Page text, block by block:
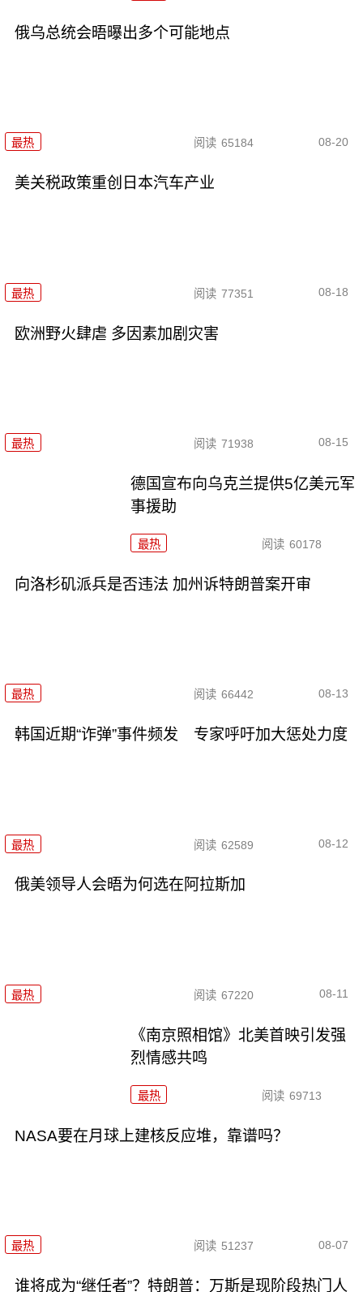
俄乌总统会晤曝出多个可能地点
最热 阅读 65184 08-20
美关税政策重创日本汽车产业
最热 阅读 77351 08-18
欧洲野火肆虐 多因素加剧灾害
最热 阅读 71938 08-15
德国宣布向乌克兰提供5亿美元军
事援助
最热 阅读 60178
向洛杉矶派兵是否违法 加州诉特朗普案开审
最热 阅读 66442 08-13
韩国近期“诈弹”事件频发 专家呼吁加大惩处力度
最热 阅读 62589 08-12
俄美领导人会晤为何选在阿拉斯加
最热 阅读 67220 08-11
《南京照相馆》北美首映引发强
烈情感共鸣
最热 阅读 69713
NASA要在月球上建核反应堆，靠谱吗？
最热 阅读 51237 08-07
谁将成为“继任者”？特朗普：万斯是现阶段热门人